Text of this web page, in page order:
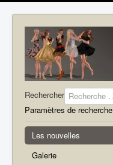
Rechercher
Paramètres de recherche
Les nouvelles
Galerie